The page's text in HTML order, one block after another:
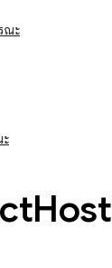
ณะ
ะ
Host